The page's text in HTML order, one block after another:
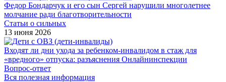
Федор Бондарчук и его сын Сергей нарушили многолетнее
молчание ради благотворительности
Статьи о сильных
13 июня 2026
Входят ли дни ухода за ребенком-инвалидом в стаж для
«вредного» отпуска: разъяснения Онлайнинспекции
Вопрос-ответ
Вся полезная информация